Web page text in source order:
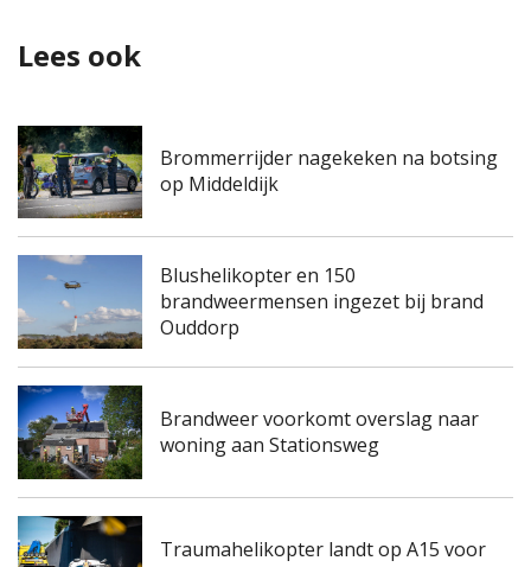
Lees ook
Brommerrijder nagekeken na botsing
op Middeldijk
Blushelikopter en 150
brandweermensen ingezet bij brand
Ouddorp
Brandweer voorkomt overslag naar
woning aan Stationsweg
Traumahelikopter landt op A15 voor